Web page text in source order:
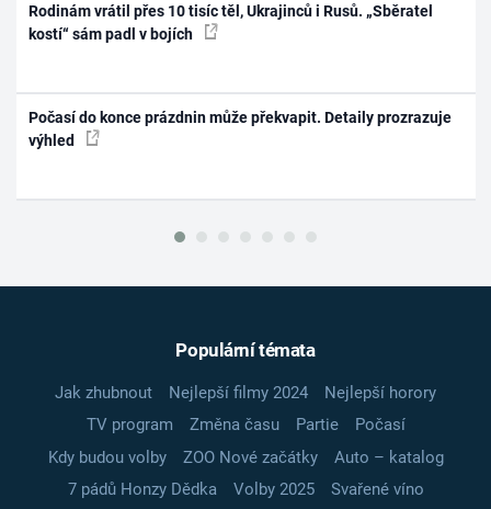
Rodinám vrátil přes 10 tisíc těl, Ukrajinců i Rusů. „Sběratel
kostí“ sám padl v bojích
Počasí do konce prázdnin může překvapit. Detaily prozrazuje
výhled
Populární témata
Jak zhubnout Nejlepší filmy 2024
Nejlepší horory
TV program
Změna času Partie
Počasí
Kdy budou volby
ZOO Nové začátky
Auto – katalog
7 pádů Honzy Dědka
Volby 2025
Svařené víno